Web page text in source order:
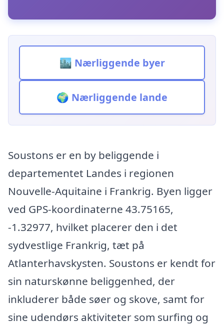
🏙️ Nærliggende byer
🌍 Nærliggende lande
Soustons er en by beliggende i
departementet Landes i regionen
Nouvelle-Aquitaine i Frankrig. Byen ligger
ved GPS-koordinaterne 43.75165,
-1.32977, hvilket placerer den i det
sydvestlige Frankrig, tæt på
Atlanterhavskysten. Soustons er kendt for
sin naturskønne beliggenhed, der
inkluderer både søer og skove, samt for
sine udendørs aktiviteter som surfing og